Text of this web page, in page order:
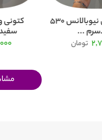
کفش و کتونی نیوبالانس 530
...
تومان